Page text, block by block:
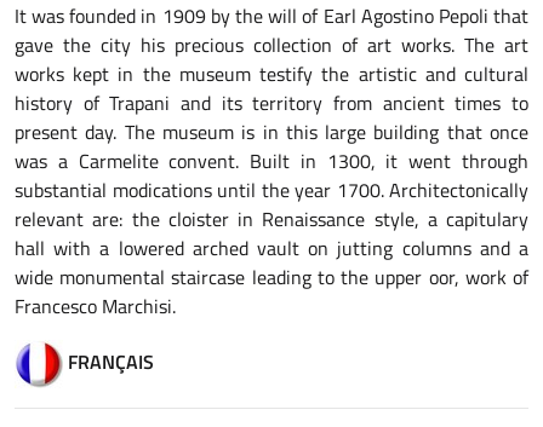
It was founded in 1909 by the will of Earl Agostino Pepoli that
gave the city his precious collection of art works. The art
works kept in the museum testify the artistic and cultural
history of Trapani and its territory from ancient times to
present day. The museum is in this large building that once
was a Carmelite convent. Built in 1300, it went through
substantial modications until the year 1700. Architectonically
relevant are: the cloister in Renaissance style, a capitulary
hall with a lowered arched vault on jutting columns and a
wide monumental staircase leading to the upper oor, work of
Francesco Marchisi.
FRANÇAIS